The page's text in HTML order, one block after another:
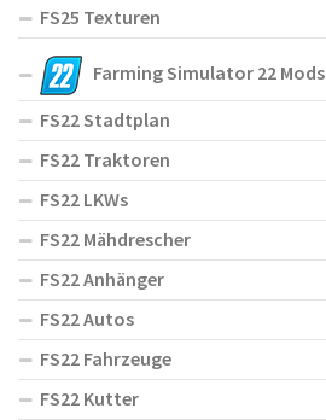
FS25 Texturen
Farming Simulator 22 Mods
FS22 Stadtplan
FS22 Traktoren
FS22 LKWs
FS22 Mähdrescher
FS22 Anhänger
FS22 Autos
FS22 Fahrzeuge
FS22 Kutter